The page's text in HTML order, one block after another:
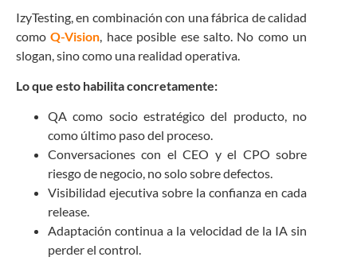
IzyTesting, en combinación con una fábrica de calidad
comoQ-Vision , hace posible ese salto. No como un
slogan, sino como una realidad operativa.
Lo que esto habilita concretamente:
QA como socio estratégico del producto, no
como último paso del proceso.
Conversaciones con el CEO y el CPO sobre
riesgo de negocio, no solo sobre defectos.
Visibilidad ejecutiva sobre la confianza en cada
release.
Adaptación continua a la velocidad de la IA sin
perder el control.